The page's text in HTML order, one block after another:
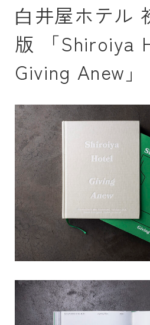
⽩井屋ホテル
版 「Shiroiya
Giving Anew」